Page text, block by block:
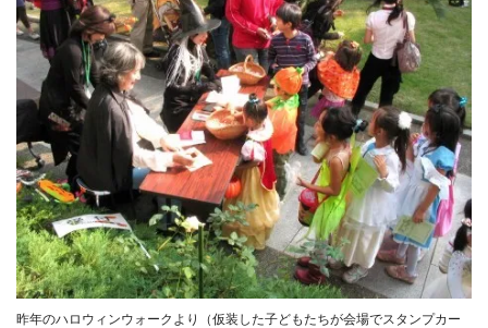
昨年のハロウィンウォークより（仮装した子どもたちが会場でスタンプカー